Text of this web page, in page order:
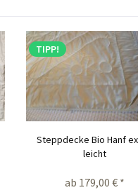
TIPP!
Steppdecke Bio Hanf
leicht
ab 179,00 € *